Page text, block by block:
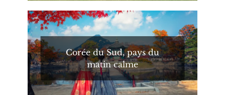
Corée du Sud, pays du
matin calme